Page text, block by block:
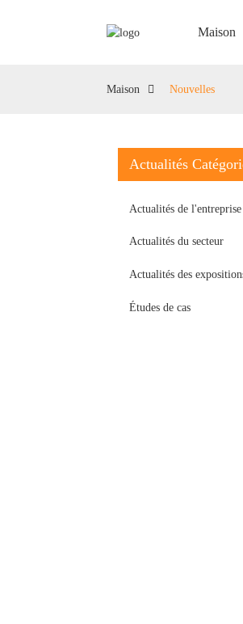
Maison
Maison Nouvelles
Actualités
Actualités de l'entreprise
Actualités du secteur
Actualités des
Études de cas